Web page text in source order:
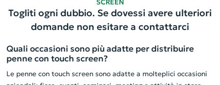
SCREEN
Togliti ogni dubbio. Se dovessi avere ulteriori
domande non esitare a contattarci
Quali occasioni sono più adatte per distribuire
penne con touch screen?
Le penne con touch screen sono adatte a molteplici occasioni